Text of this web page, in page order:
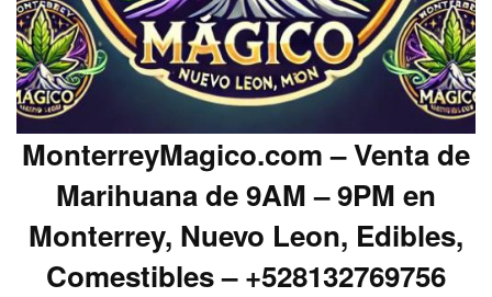
MonterreyMagico.com – Venta de
Marihuana de 9AM – 9PM en
Monterrey, Nuevo Leon, Edibles,
Comestibles – +528132769756